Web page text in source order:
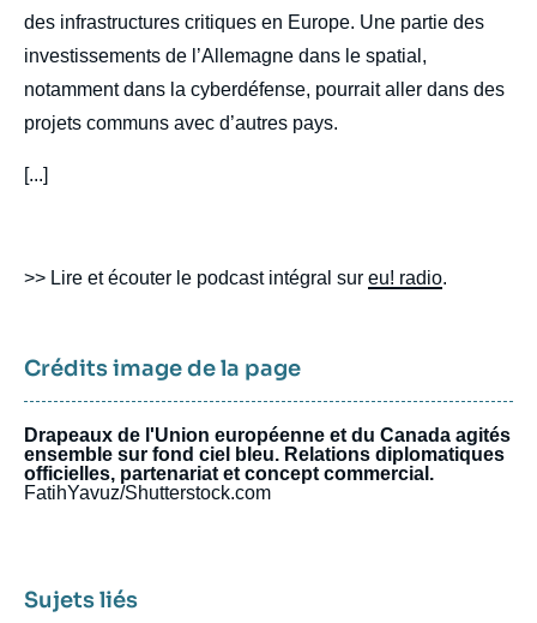
des infrastructures critiques en Europe. Une partie des
investissements de l’Allemagne dans le spatial,
notamment dans la cyberdéfense, pourrait aller dans des
projets communs avec d’autres pays.
[...]
>> Lire et écouter le podcast intégral sur eu! radio.
Crédits image de la page
Drapeaux de l'Union européenne et du Canada agités
ensemble sur fond ciel bleu. Relations diplomatiques
officielles, partenariat et concept commercial.
FatihYavuz/Shutterstock.com
Sujets liés